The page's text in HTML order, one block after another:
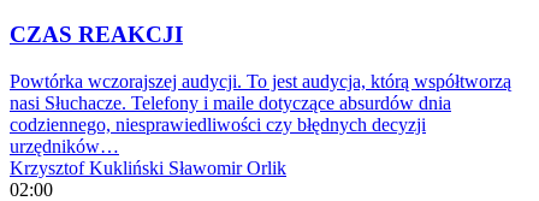
CZAS REAKCJI
Powtórka wczorajszej audycji. To jest audycja, którą współtworzą
nasi Słuchacze. Telefony i maile dotyczące absurdów dnia
codziennego, niesprawiedliwości czy błędnych decyzji
urzędników…
Krzysztof Kukliński Sławomir Orlik
02:00